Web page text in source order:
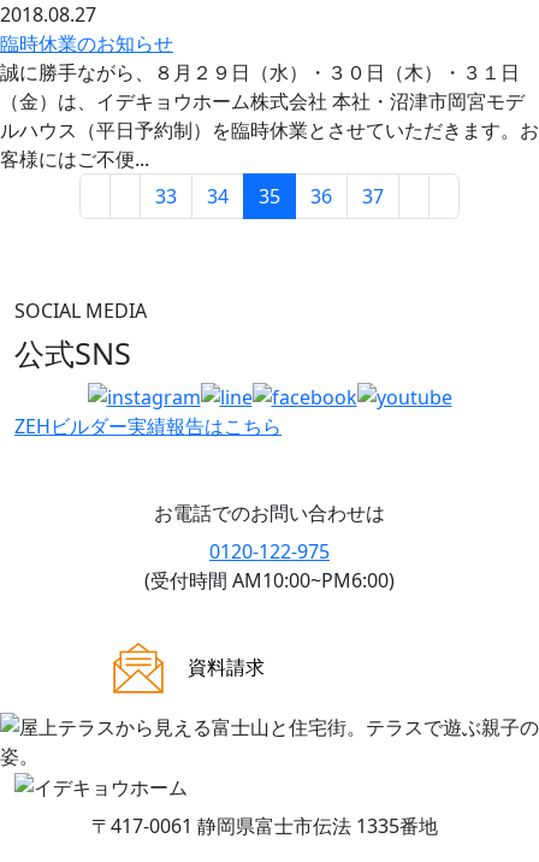
2018.08.27
臨時休業のお知らせ
誠に勝手ながら、８月２９日（水）・３０日（木）・３１日
（金）は、イデキョウホーム株式会社 本社・沼津市岡宮モデ
ルハウス（平日予約制）を臨時休業とさせていただきます。お
客様にはご不便...
33
34 35 36 37
SOCIAL MEDIA
公式SNS
ZEHビルダー実績報告はこちら
お電話でのお問い合わせは
0120-122-975
(受付時間 AM10:00~PM6:00)
資料請求
〒417-0061 静岡県富士市伝法 1335番地